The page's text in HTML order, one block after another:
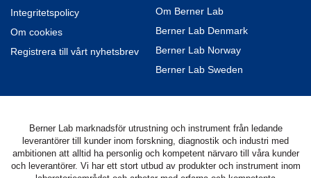
Integritetspolicy
Om cookies
Registrera till vårt nyhetsbrev
Om Berner Lab
Berner Lab Denmark
Berner Lab Norway
Berner Lab Sweden
Berner Lab marknadsför utrustning och instrument från ledande
leverantörer till kunder inom forskning, diagnostik och industri med
ambitionen att alltid ha personlig och kompetent närvaro till våra kunder
och leverantörer. Vi har ett stort utbud av produkter och instrument inom